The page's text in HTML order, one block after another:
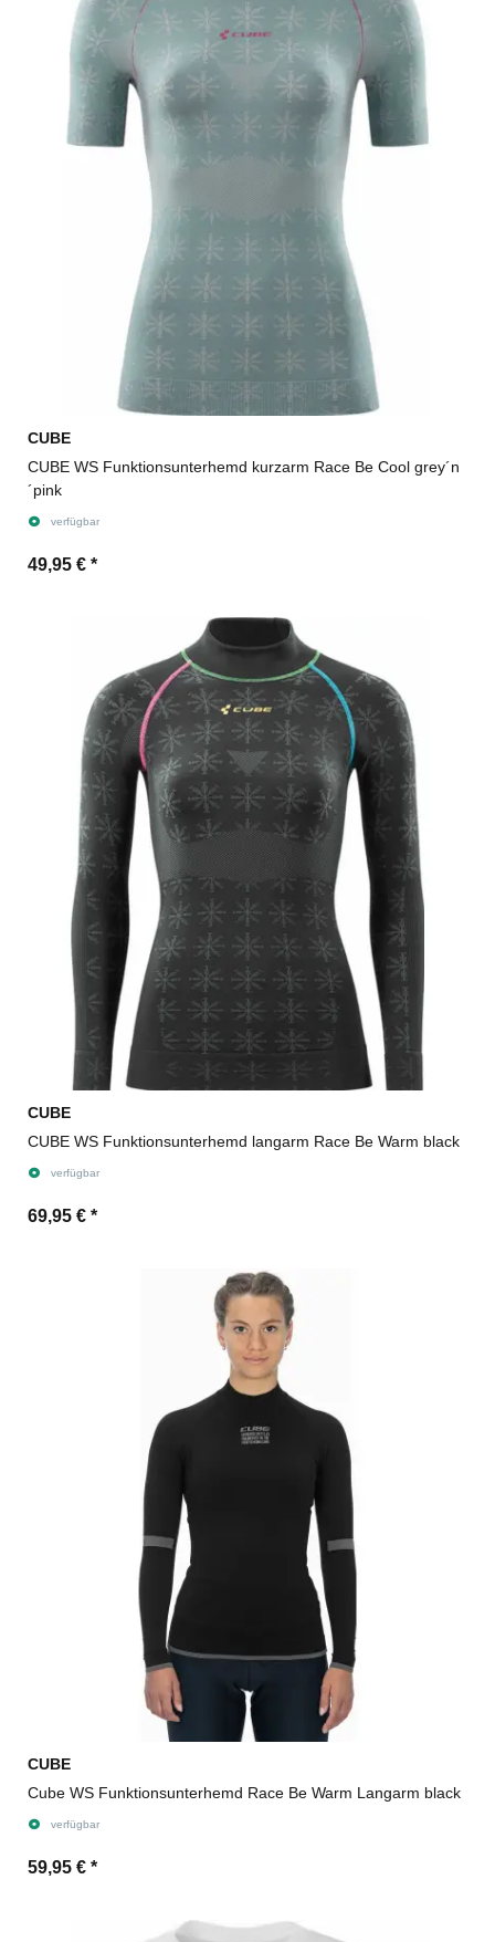
CUBE
CUBE WS Funktionsunterhemd kurzarm Race Be Cool grey´n
´pink
verfügbar
49,95 € *
CUBE
CUBE WS Funktionsunterhemd langarm Race Be Warm black
verfügbar
69,95 € *
CUBE
Cube WS Funktionsunterhemd Race Be Warm Langarm black
verfügbar
59,95 € *